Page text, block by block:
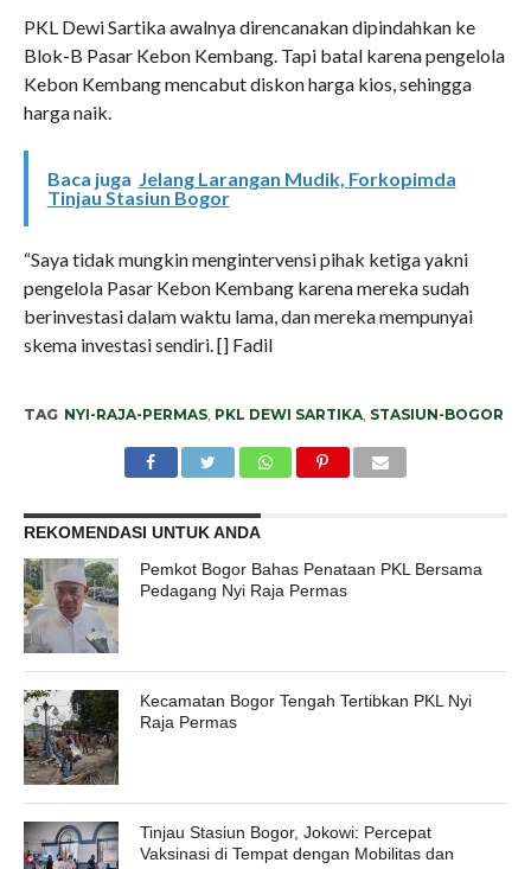
PKL Dewi Sartika awalnya direncanakan dipindahkan ke
Blok-B Pasar Kebon Kembang. Tapi batal karena pengelola
Kebon Kembang mencabut diskon harga kios, sehingga
harga naik.
Baca juga Jelang Larangan Mudik, Forkopimda
Tinjau Stasiun Bogor
“Saya tidak mungkin mengintervensi pihak ketiga yakni
pengelola Pasar Kebon Kembang karena mereka sudah
berinvestasi dalam waktu lama, dan mereka mempunyai
skema investasi sendiri. [] Fadil
TAG NYI-RAJA-PERMAS, PKL DEWI SARTIKA, STASIUN-BOGOR
REKOMENDASI UNTUK ANDA
Pemkot Bogor Bahas Penataan PKL Bersama
Pedagang Nyi Raja Permas
Kecamatan Bogor Tengah Tertibkan PKL Nyi
Raja Permas
Tinjau Stasiun Bogor, Jokowi: Percepat
Vaksinasi di Tempat dengan Mobilitas dan